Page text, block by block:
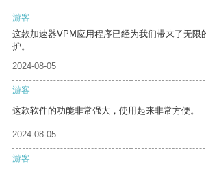
游客
这款加速器VPM应用程序已经为我们带来了无限
护。
2024-08-05
游客
这款软件的功能非常强大，使用起来非常方便。
2024-08-05
游客